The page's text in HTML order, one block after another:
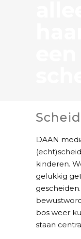
DAAN
kinderen.
gelukkig
bos weer
staan